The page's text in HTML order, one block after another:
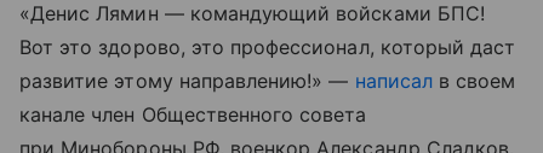
«Денис Лямин — командующий войсками БПС!
Вот это здорово, это профессионал, который даст
развитие этому направлению!» — написалв своем
канале член Общественного совета